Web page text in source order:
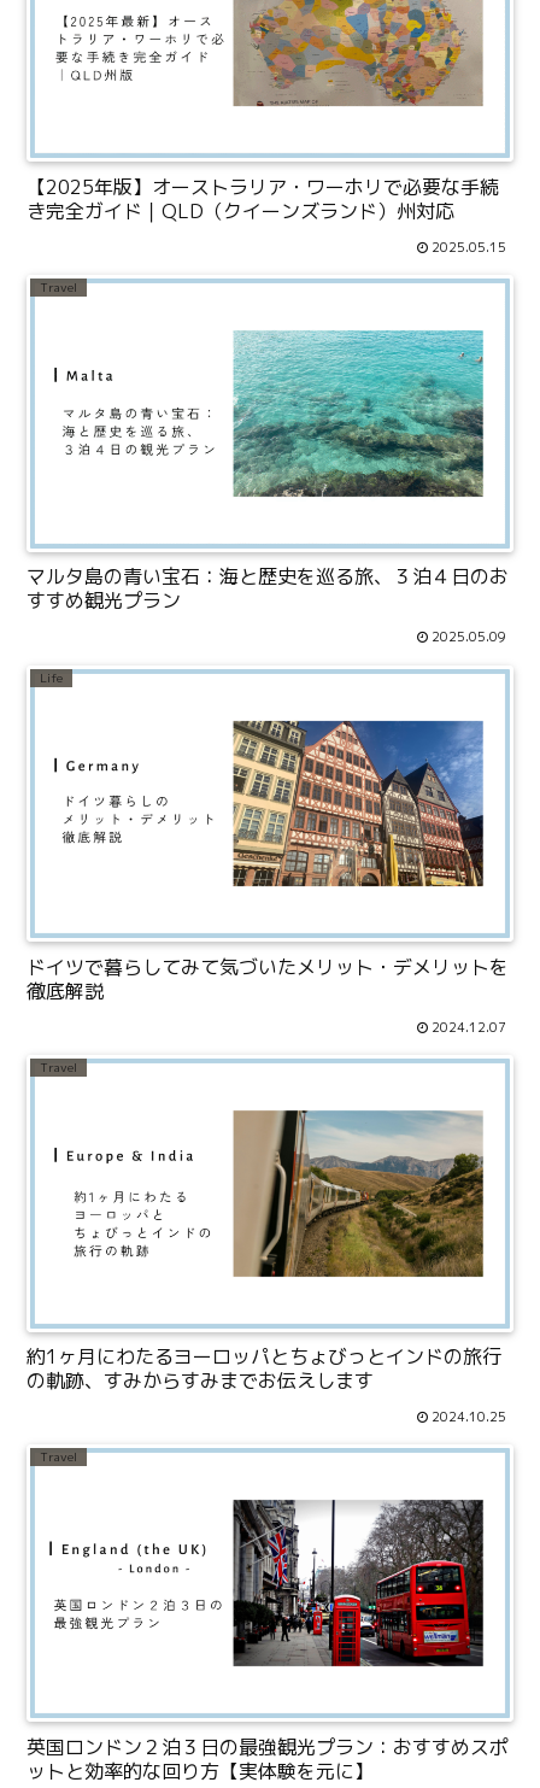
【2025年版】オーストラリア・ワーホリで必要な手続
き完全ガイド｜QLD（クイーンズランド）州対応
2025.05.15
Travel
マルタ島の青い宝石：海と歴史を巡る旅、３泊４日のお
すすめ観光プラン
2025.05.09
Life
ドイツで暮らしてみて気づいたメリット・デメリットを
徹底解説
2024.12.07
Travel
約1ヶ月にわたるヨーロッパとちょびっとインドの旅行
の軌跡、すみからすみまでお伝えします
2024.10.25
Travel
英国ロンドン２泊３日の最強観光プラン：おすすめスポ
ットと効率的な回り方【実体験を元に】